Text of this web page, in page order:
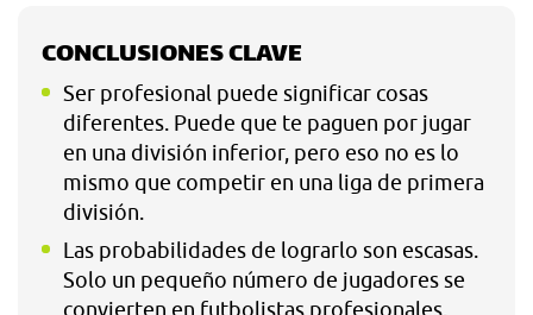
CONCLUSIONES CLAVE
Ser profesional puede significar cosas
diferentes. Puede que te paguen por jugar
en una división inferior, pero eso no es lo
mismo que competir en una liga de primera
división.
Las probabilidades de lograrlo son escasas.
Solo un pequeño número de jugadores se
convierten en futbolistas profesionales.